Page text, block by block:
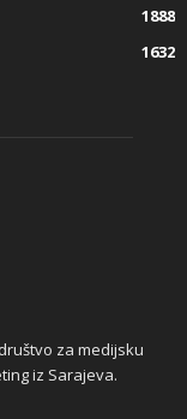
1888
1632
za medijsku
iz Sarajeva.